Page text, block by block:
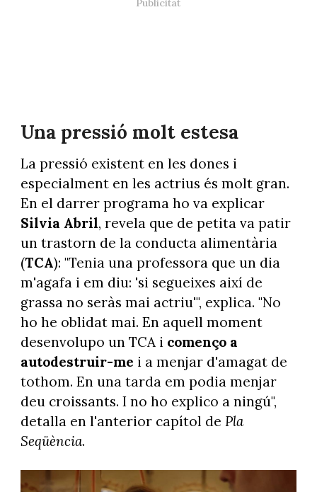
Una pressió molt estesa
La pressió existent en les dones i
especialment en les actrius és molt gran.
En el darrer programa ho va explicar
Silvia Abril, revela que de petita va patir
un trastorn de la conducta alimentària
(TCA): "Tenia una professora que un dia
m'agafa i em diu: 'si segueixes així de
grassa no seràs mai actriu'", explica. "No
ho he oblidat mai. En aquell moment
desenvolupo un TCA i començo a
autodestruir-me i a menjar d'amagat de
tothom. En una tarda em podia menjar
deu croissants. I no ho explico a ningú",
detalla en l'anterior capítol de Pla
Seqüència.